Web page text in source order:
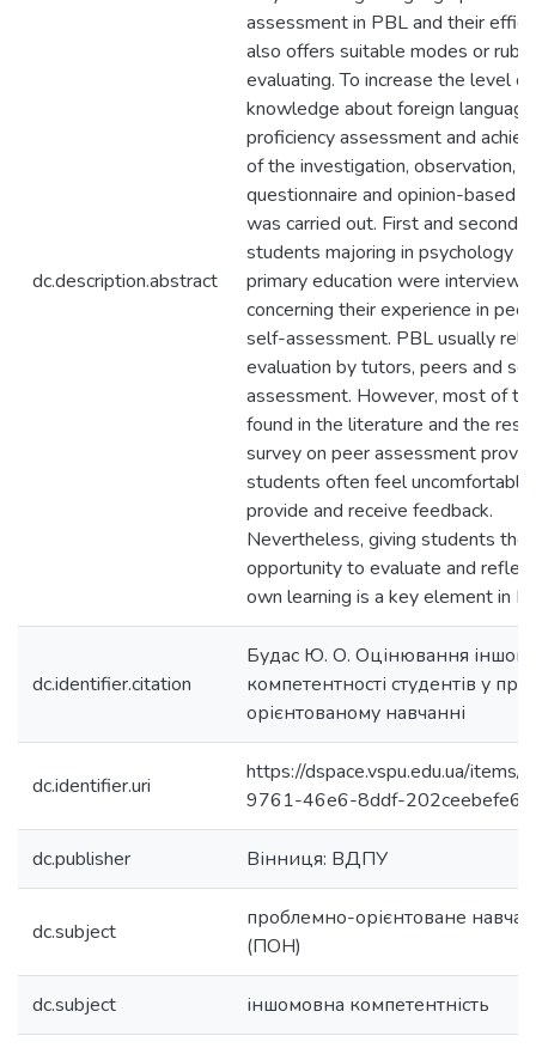
dc.description.abstract
assessment in PBL and their
also offers suitable modes or
evaluating. To increase the level of
knowledge about foreign language
proficiency assessment and
of the investigation, observation,
questionnaire and opinion-based
was carried out. First and second
students majoring in psychology
primary education were
concerning their experience in
self-assessment. PBL usually
evaluation by tutors, peers and
assessment. However, most of
found in the literature and the
survey on peer assessment prove
students often feel
provide and receive feedback.
Nevertheless, giving students the
opportunity to evaluate and
own learning is a key element in
dc.identifier.citation
Будас Ю. О. Оцінювання
компетентності студентів у
орієнтованому навчанні
dc.identifier.uri
https://dspace.vspu.edu.ua/items/
9761-46e6-8ddf-202ceebefe6b
dc.publisher Вінниця: ВДПУ
dc.subject
проблемно-орієнтоване
(ПОН)
dc.subject іншомовна компетентність